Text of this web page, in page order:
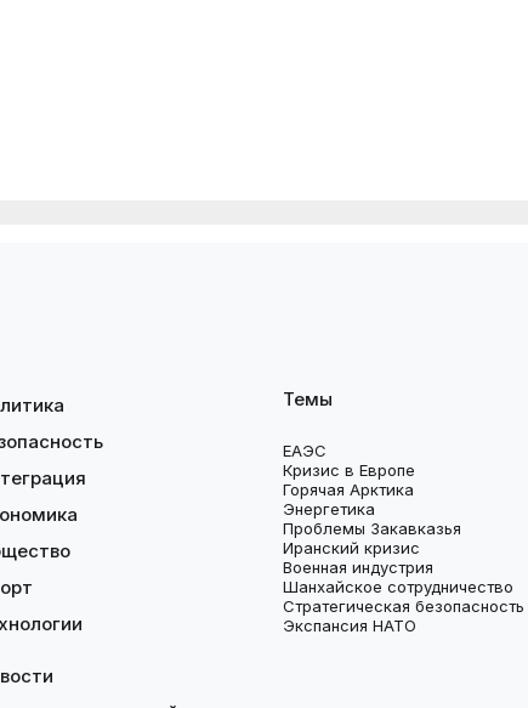
Темы
ЕАЭС
Кризис в Европе
Горячая Арктика
Энергетика
Проблемы Закавказья
Иранский кризис
Военная индустрия
Шанхайское сотрудничество
Стратегическая безопасность
Экспансия НАТО